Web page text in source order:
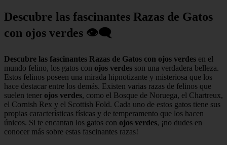
Descubre las fascinantes Razas de Gatos
con ojos verdes 👁️‍🗨️
Descubre las fascinantes Razas de Gatos con ojos verdes en el
mundo felino, los gatos con ojos verdes son una verdadera belleza.
Estos felinos poseen una mirada hipnotizante y misteriosa que los
hace destacar entre los demás. Existen varias razas de felinos que
suelen tener ojos verdes, como el Bosque de Noruega, el Chartreux,
el Cornish Rex y el Scottish Fold. Cada uno de estos gatos tiene sus
propias características físicas y de temperamento que los hacen
únicos. Si te encantan los gatos con ojos verdes, ¡no dudes en
conocer más sobre estas fascinantes razas!